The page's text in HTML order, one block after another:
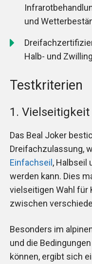
und
Halb- und
Testkriterien
1.
Das Beal Joker
Dreifachzulassung,
Einfachseil , Halbseil
werden kann. Dies
vielseitigen Wahl für
zwischen
Besonders im
und die
können, ergibt sich